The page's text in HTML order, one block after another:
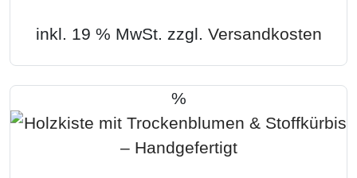
inkl. 19 % MwSt. zzgl. Versandkosten
%